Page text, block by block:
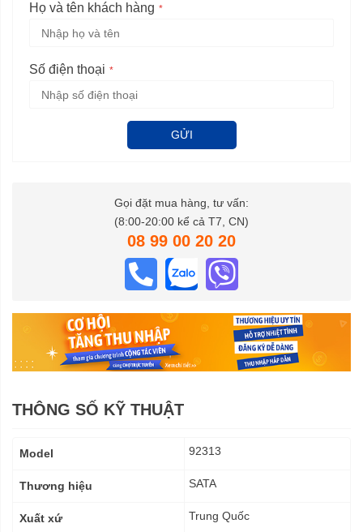
Họ và tên khách hàng
Số điện thoại
GỬI
Gọi đặt mua hàng, tư vấn:
(8:00-20:00 kể cả T7, CN)
08 99 00 20 20
THÔNG SỐ KỸ THUẬT
kỹ
Model 92313
Thương hiệu SATA
Xuất xứ Trung Quốc